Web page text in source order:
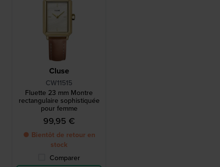
Cluse
CW11515
Fluette 23 mm Montre
rectangulaire sophistiquée
pour femme
99,95 €
● Bientôt de retour en
stock
Comparer